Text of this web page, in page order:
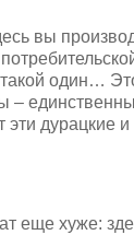
вы
один…
–
эти дурацкие
еще хуже: